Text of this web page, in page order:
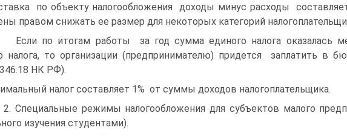
по объекту налогообложения доходы минус расходы
правом снижать ее размер для некоторых категорий
работы за год сумма единого налога оказалась
налога, то организации (предпринимателю) придется заплатить в
НК РФ).
налог составляет 1% от суммы доходов налогоплательщика.
режимы налогообложения для субъектов малого
изучения студентами).